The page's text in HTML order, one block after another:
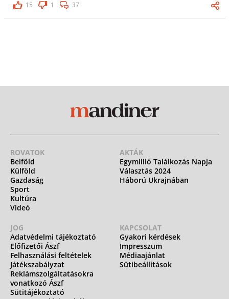
15
1 37
ROVATOK
Belföld
Külföld
Gazdaság
Sport
Kultúra
Videó
AKTÁK
Egymillió Találkozás Napja
Választás 2024
Háború Ukrajnában
JOG
Adatvédelmi tájékoztató
Előfizetői Ászf
Felhasználási feltételek
Játékszabályzat
Reklámszolgáltatásokra
vonatkozó Ászf
Sütitájékoztató
KAPCSOLAT
Gyakori kérdések
Impresszum
Médiaajánlat
Sütibeállítások